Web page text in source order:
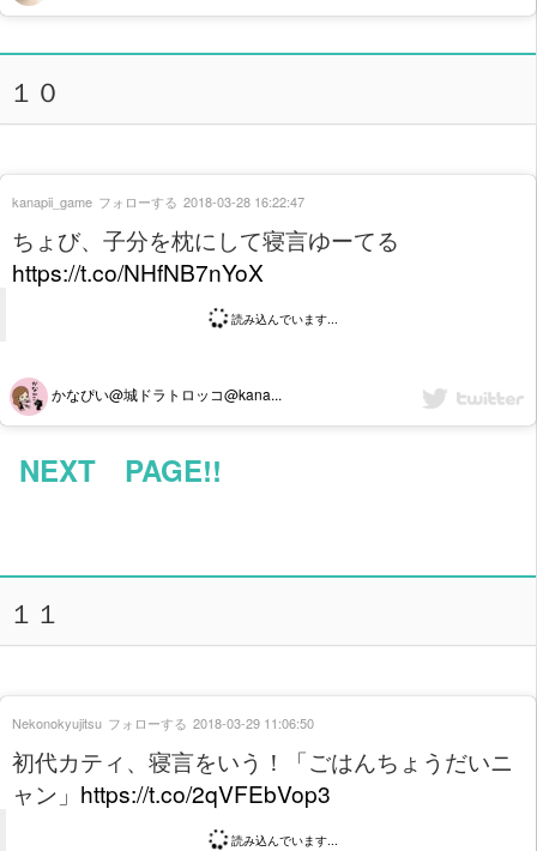
１０
ちょび、子分を枕にして寝言ゆーてる
https://t.co/NHfNB7nYoX
読み込んでいます...
かなぴい@城ドラトロッコ@kana...
kanapii_game フォローする 2018-03-28 16:22:47
NEXT PAGE!!
１１
初代カティ、寝言をいう！「ごはんちょうだいニ
ャン」 https://t.co/2qVFEbVop3
読み込んでいます...
Nekonokyujitsu フォローする 2018-03-29 11:06:50